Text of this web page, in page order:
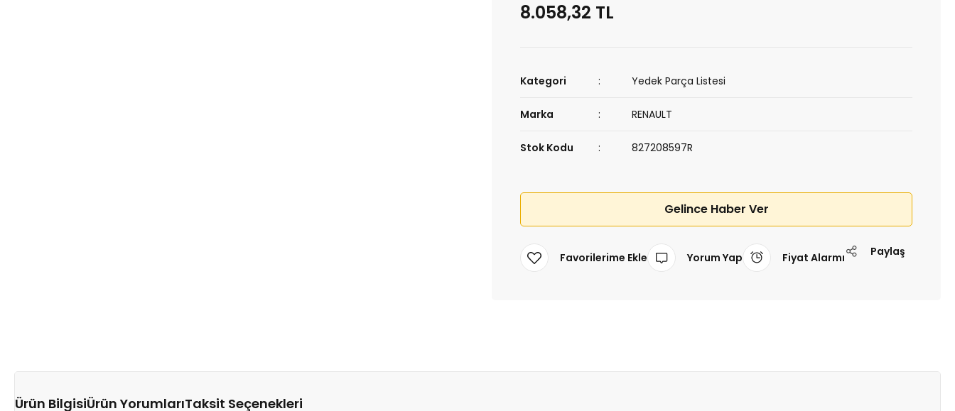
8.058,32 TL
Kategori Yedek Parça Listesi
Marka RENAULT
Stok Kodu 827208597R
Gelince Haber Ver
Yorum Yap Fiyat Alarmı Paylaş
Ürün BilgisiÜrün YorumlarıTaksit Seçenekleri